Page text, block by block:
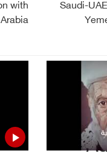
Saudi-
with